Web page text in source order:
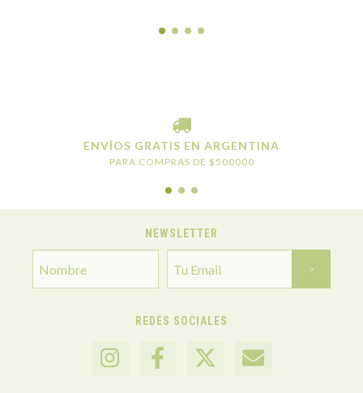
ENVÍOS GRATIS EN ARGENTINA
PARA COMPRAS DE $500000
NEWSLETTER
REDES SOCIALES